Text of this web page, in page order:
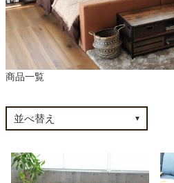
カテゴリから探す
商品一覧